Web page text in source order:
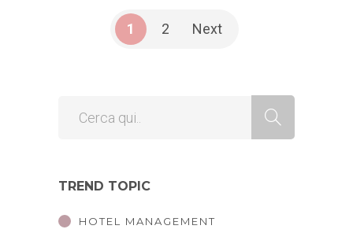
1 2 Next
TREND TOPIC
HOTEL MANAGEMENT